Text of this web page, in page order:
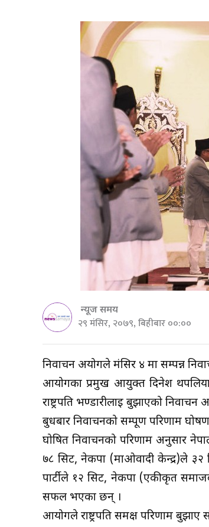
न्यूज समय
२९ मंसिर, २०७९, बिहीबार ००:००
निर्वाचन अयोगले मंसिर ४ मा सम्पन्न
आयोगका प्रमुख आयुक्त दिनेश थपलियाले
राष्ट्रपति भण्डारीलाई बुझाएको
बुधबार निर्वाचनको सम्पूर्ण परिणाम
घोषित निर्वाचनको परिणाम अनुसार
७८ सिट, नेकपा (माओवादी केन्द्र)ले ३२
पार्टीले १२ सिट, नेकपा (एकीकृत
सफल भएका छन् ।
आयोगले राष्ट्रपति समक्ष परिणाम